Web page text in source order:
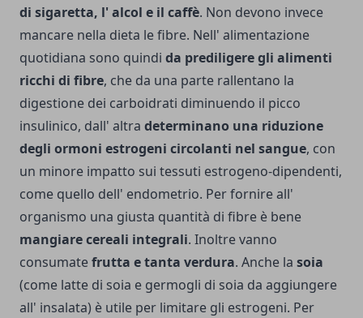
di sigaretta, l' alcol e il caffè. Non devono invece
mancare nella dieta le fibre. Nell' alimentazione
quotidiana sono quindi da prediligere gli alimenti
ricchi di fibre, che da una parte rallentano la
digestione dei carboidrati diminuendo il picco
insulinico, dall' altra determinano una riduzione
degli ormoni estrogeni circolanti nel sangue, con
un minore impatto sui tessuti estrogeno-dipendenti,
come quello dell' endometrio. Per fornire all'
organismo una giusta quantità di fibre è bene
mangiare cereali integrali. Inoltre vanno
consumatefrutta e tanta verdura. Anche la soia
(come latte di soia e germogli di soia da aggiungere
all' insalata) è utile per limitare gli estrogeni. Per